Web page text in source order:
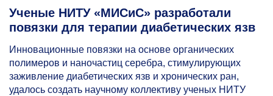
Ученые НИТУ «МИСиС» разработали
повязки для терапии диабетических язв
Инновационные повязки на основе органических
полимеров и наночастиц серебра, стимулирующих
заживление диабетических язв и хронических ран,
удалось создать научному коллективу ученых НИТУ